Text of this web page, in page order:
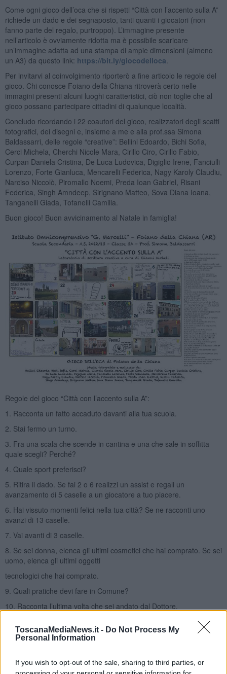
ToscanaMediaNews.it - Do Not Process My
Personal Information
If you wish to opt-out of the sale, sharing to third parties, or
Come ogni gioco dell’oca che si rispetti “Città con l’accento sulla A”
richiede un dado e dei segnaposto, tanti quanti i giocatori (non
fanno parte del regalo, purtroppo). L’immagine presente
nell’articolo è ovviamente ridotta ma è possibile scaricare
un’immagine adatta ad una stampa di ampie dimensioni (almeno
un A3) da questo link: https://bit.ly/giocodelloca
Per invitarvi al coinvolgimento riporterò a fine articolo le regole del
gioco. Chi conosce Foiano della Chiana ritroverà certo nelle
immagini presenti alcuni luoghi caratteristici, ciò non toglie che al
gioco possano partecipare cittadini di qualunque località.
Concludo ricordando i 22 coautori del gioco, realizzatori degli scatti
fotografici, dei disegni e, insieme a me e alla prof.ssa Simona
Baldassarri, delle regole “creative”: Bellini Edoardo, Bichi Sofia,
Cerci Michela, Cherchi Nicole Mara, Cirillo Ciro, Cirillo Fabio,
Curpan Daniela Cristina, De Luca Ludovica, Digiglio Irene, Fanciulli
Lorenzo, Forte Gianluca, Mencarelli Federica, Nagy Karoly Claudiu,
Narciso Niccolò, Piromallo Noemi, Preda Ioan Gabriel, Risani
Federica, Singh Amndeep, Sirignano Matteo, Sova Diana Ioana,
Tanganelli Giada, Tofanelli Camilla.
Buon gioco! Buon avvicinamento al Natale in famiglia!
Regole del gioco “Città con l’accento sulla A”:
1. Racconta un fatto accaduto davanti alla tua scuola.
2. Stai fermo un turno.
3. Fra una scala che scende in cantina e una che sale in soffitta
quale scegli? Perché?
4. Quale sport preferisci?
5. Ritira il dado. Se fai 2 o 6 realizzi un assist e regali un
avanzamento di 5 caselle a un giocatore a tuo piacere.
6. Hai vissuto momenti felici nella tua città? Se ne racconti uno
avanzi di 13 caselle.
7. Vai avanti di 3 caselle.
8. Se sei donna, elenca gli ultimi cosmetici che hai comprato. Se sei
uomo, elenca gli ultimi oggetti
tecnologici che hai comprato.
9. Quali pratiche devi fare in Comune?
10. Racconta l’ultima volta che sei andato dal Dottore.
12. Di quali argomenti tratti sotto le logge?
14. Ricordi i nomi dei tuoi maestri di scuola?